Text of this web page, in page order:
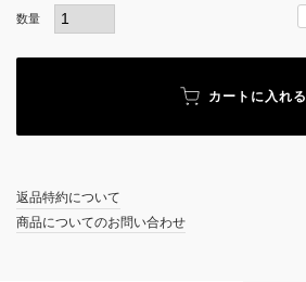
カートに入れる
返品特約について
商品についてのお問い合わせ